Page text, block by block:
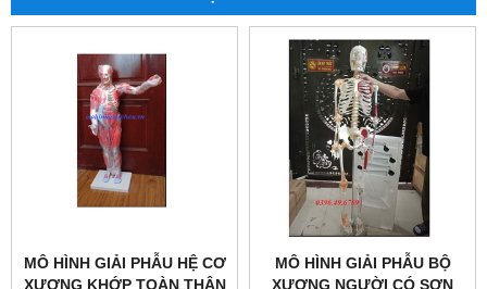
MÔ HÌNH GIẢI PHẪU HỆ CƠ
XƯƠNG KHỚP TOÀN THÂN
MÔ HÌNH GIẢI PHẪU BỘ
XƯƠNG NGƯỜI CÓ SƠN